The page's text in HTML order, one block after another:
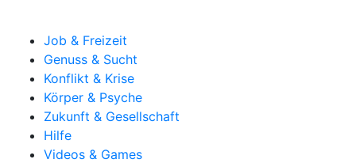
Job & Freizeit
Genuss & Sucht
Konflikt & Krise
Körper & Psyche
Zukunft & Gesellschaft
Hilfe
Videos & Games